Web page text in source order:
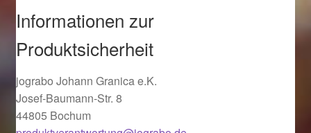
Shop
Startseite
Startseite
Informationen zur
Produktsicherheit
jograbo Johann Granica e.K.
Josef-Baumann-Str. 8
44805 Bochum